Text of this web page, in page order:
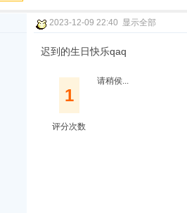
2023-12-09 22:40 显示全部
迟到的生日快乐qaq
1
评分次数
请稍侯...